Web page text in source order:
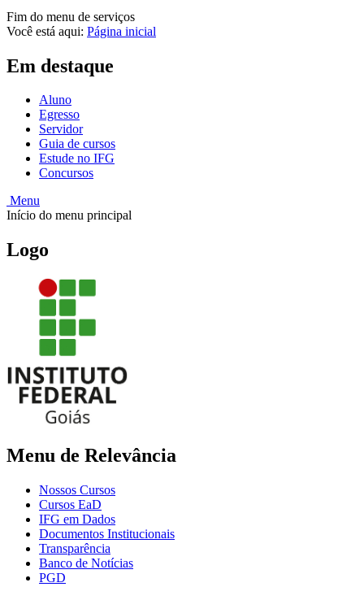
Fim do menu de serviços
Você está aqui: Página inicial
Em destaque
Aluno
Egresso
Servidor
Guia de cursos
Estude no IFG
Concursos
Menu
Início do menu principal
Logo
Menu de Relevância
Nossos Cursos
Cursos EaD
IFG em Dados
Documentos Institucionais
Transparência
Banco de Notícias
PGD